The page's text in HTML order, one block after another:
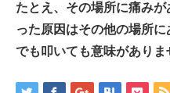
たとえ、その場所に痛み
った原因はその他の場所
でも叩いても意味がありま